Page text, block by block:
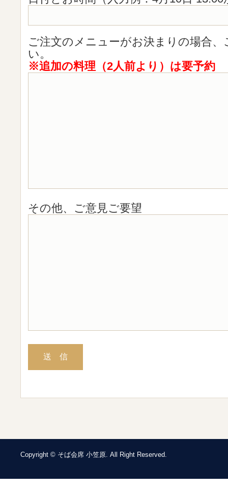
ご注文のメニューがお決まりの場合、
い。
※追加の料理（2人前より）は要予約
その他、ご意見ご要望
Copyright © そば会席 小笠原. All Right Reserved.